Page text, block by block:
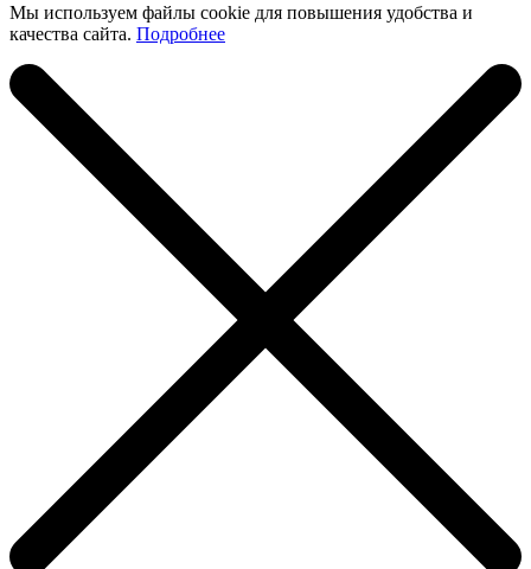
Мы используем файлы cookie для повышения удобства и
качества сайта. Подробнее